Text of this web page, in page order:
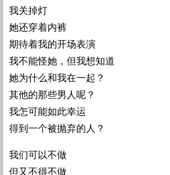
我关掉灯
她还穿着内裤
期待着我的开场表演
我不能怪她，但我想知道
她为什么和我在一起？
其他的那些男人呢？
我怎可能如此幸运
得到一个被抛弃的人？
我们可以不做
但又不得不做